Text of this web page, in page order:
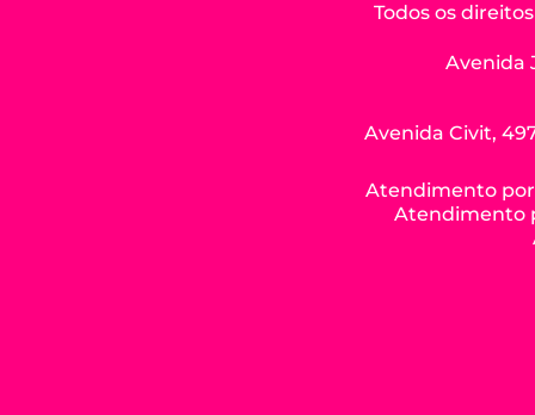
Todos os
Avenida
Avenida Civit,
Atendimento por
Atendimento